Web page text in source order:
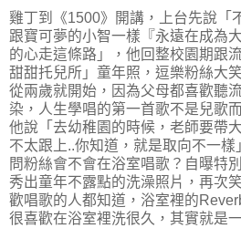
雞丁到《1500》開講，上台先說「
跟寶可夢的小智一樣『永遠在成為
的心走這條路」，他回整校園期跟
甜甜托兒所」童年照，逗樂粉絲大
從兩歲就開始，因為父母都喜歡聽
染，人生學唱的第一首歌不是兒歌
他說「去幼稚園的時候，老師要帶
不太跟上..你知道，就是取向不一
問粉絲會不會在浴室唱歌？自曝特
秀出童年不露點的洗澡照片，再次
歡唱歌的人都知道，浴室裡的
很喜歡在浴室裡洗很久，其實就是